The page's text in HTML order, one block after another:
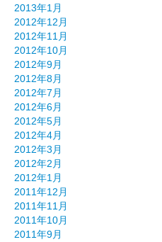
2013年1月
2012年12月
2012年11月
2012年10月
2012年9月
2012年8月
2012年7月
2012年6月
2012年5月
2012年4月
2012年3月
2012年2月
2012年1月
2011年12月
2011年11月
2011年10月
2011年9月